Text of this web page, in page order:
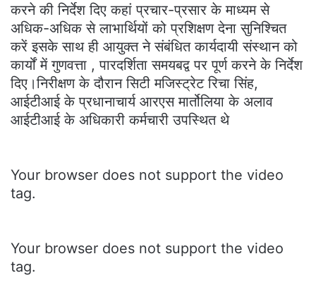
करने की निर्देश दिए कहां प्रचार-प्रसार के माध्यम से
अधिक-अधिक से लाभार्थियों को प्रशिक्षण देना सुनिश्चित
करें इसके साथ ही आयुक्त ने संबंधित कार्यदायी संस्थान को
कार्यों में गुणवत्ता , पारदर्शिता समयबद्व पर पूर्ण करने के निर्देश
दिए।निरीक्षण के दौरान सिटी मजिस्ट्रेट रिचा सिंह,
आईटीआई के प्रधानाचार्य आरएस मार्तोलिया के अलाव
आईटीआई के अधिकारी कर्मचारी उपस्थित थे
Your browser does not support the video
tag.
Your browser does not support the video
tag.